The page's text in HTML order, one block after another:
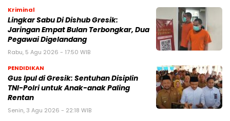
Kriminal
Lingkar Sabu Di Dishub Gresik:
Jaringan Empat Bulan Terbongkar, Dua
Pegawai Digelandang
Rabu, 5 Agu 2026 - 17:50 WIB
PENDIDIKAN
Gus Ipul di Gresik: Sentuhan Disiplin
TNI-Polri untuk Anak-anak Paling
Rentan
Senin, 3 Agu 2026 - 22:18 WIB